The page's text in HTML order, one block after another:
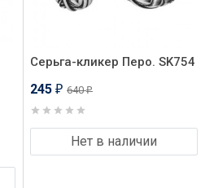
Серьга-кликер Перо. SK754
245 ₽ 640₽
Нет в наличии